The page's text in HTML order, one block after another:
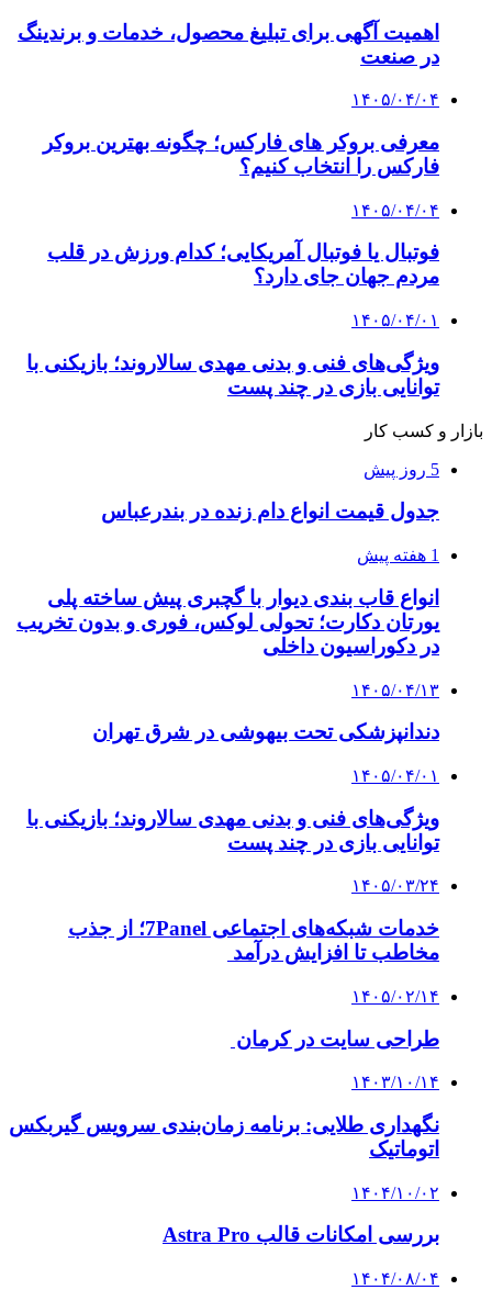
اهمیت آگهی برای تبلیغ محصول، خدمات و برندینگ
در صنعت
۱۴۰۵/۰۴/۰۴
معرفی بروکر های فارکس؛ چگونه بهترین بروکر
فارکس را انتخاب کنیم؟
۱۴۰۵/۰۴/۰۴
فوتبال یا فوتبال آمریکایی؛ کدام ورزش در قلب
مردم جهان جای دارد؟
۱۴۰۵/۰۴/۰۱
ویژگی‌های فنی و بدنی مهدی سالاروند؛ بازیکنی با
توانایی بازی در چند پست
بازار و کسب کار
5 روز پیش
جدول قیمت انواع دام زنده در بندرعباس
1 هفته پیش
انواع قاب بندی دیوار با گچبری پیش ساخته پلی
یورتان دکارت؛ تحولی لوکس، فوری و بدون تخریب
در دکوراسیون داخلی
۱۴۰۵/۰۴/۱۳
دندانپزشکی تحت بیهوشی در شرق تهران
۱۴۰۵/۰۴/۰۱
ویژگی‌های فنی و بدنی مهدی سالاروند؛ بازیکنی با
توانایی بازی در چند پست
۱۴۰۵/۰۳/۲۴
خدمات شبکه‌های اجتماعی 7Panel؛ از جذب
مخاطب تا افزایش درآمد
۱۴۰۵/۰۲/۱۴
طراحی سایت در کرمان
۱۴۰۳/۱۰/۱۴
نگهداری طلایی: برنامه زمان‌بندی سرویس گیربکس
اتوماتیک
۱۴۰۴/۱۰/۰۲
بررسی امکانات قالب Astra Pro
۱۴۰۴/۰۸/۰۴